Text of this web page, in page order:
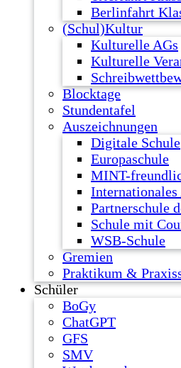
Berlinfahrt
(Schul)Kultur
Kulturelle AGs
Kulturelle
Blocktage
Stundentafel
Auszeichnungen
Digitale Schule
Europaschule
MINT-
Partnerschule
Schule mit
WSB-Schule
Gremien
Praktikum &
Schüler
BoGy
ChatGPT
GFS
SMV